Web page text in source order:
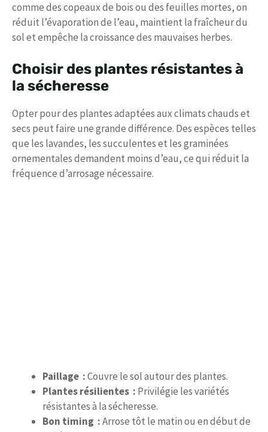
comme des copeaux de bois ou des feuilles mortes, on
réduit l’évaporation de l’eau, maintient la fraîcheur du
sol et empêche la croissance des mauvaises herbes.
Choisir des plantes résistantes à
la sécheresse
Opter pour des plantes adaptées aux climats chauds et
secs peut faire une grande différence. Des espèces telles
que les lavandes, les succulentes et les graminées
ornementales demandent moins d’eau, ce qui réduit la
fréquence d’arrosage nécessaire.
Paillage :Couvre le sol autour des plantes.
Plantes résilientes : Privilégie les variétés
résistantes à la sécheresse.
Bon timing :Arrose tôt le matin ou en début de